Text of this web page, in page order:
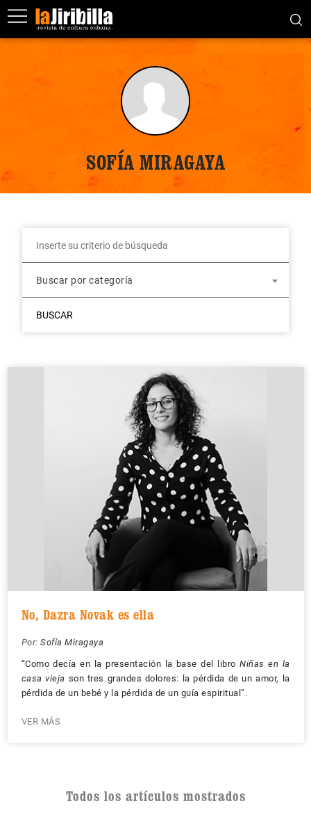
SOFÍA MIRAGAYA
Buscar por categoría
BUSCAR
No, Dazra Novak es ella
Por: Sofía Miragaya
“Como decía en la presentación la base del libroNiñas en la
casa vieja son tres grandes dolores: la pérdida de un amor, la
pérdida de un bebé y la pérdida de un guía espiritual”.
VER MÁS
Todos los artículos mostrados